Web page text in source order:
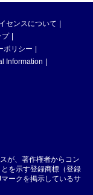
センスについて
プ
ポリシー
Information
が、著作権者からコン
を示す登録商標（登録
ークを掲示しているサ